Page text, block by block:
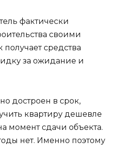
фактически
своими
средства
за ожидание и
достроен в срок,
квартиру дешевле
момент сдачи объекта.
нет. Именно поэтому